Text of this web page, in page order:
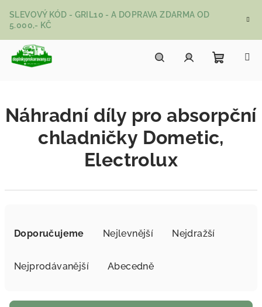
SLEVOVÝ KÓD - GRIL10 - A DOPRAVA ZDARMA OD
5.000,- KČ
Náhradní díly pro absorpční
chladničky Dometic,
Electrolux
Doporučujeme Nejlevnější Nejdražší
Nejprodávanější Abecedně